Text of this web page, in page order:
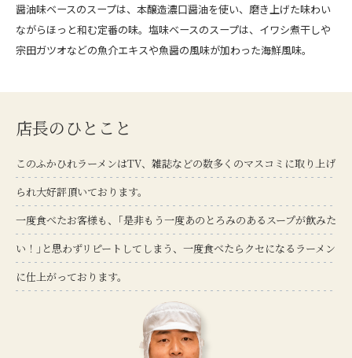
醤油味ベースのスープは、本醸造濃口醤油を使い、磨き上げた味わい
ながらほっと和む定番の味。塩味ベースのスープは、イワシ煮干しや
宗田ガツオなどの魚介エキスや魚醤の風味が加わった海鮮風味。
店長のひとこと
このふかひれラーメンはTV、雑誌などの数多くのマスコミに取り上げ
られ大好評頂いております。
一度食べたお客様も、｢是非もう一度あのとろみのあるスープが飲みた
い！｣と思わずリピートしてしまう、一度食べたらクセになるラーメン
に仕上がっております。